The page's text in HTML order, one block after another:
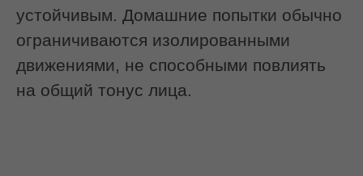
будет заметно на фото без